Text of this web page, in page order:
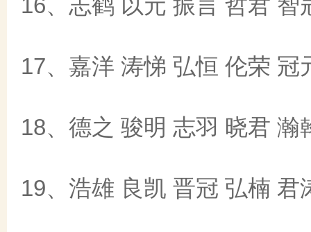
17、嘉洋 涛悌 弘恒 伦荣 冠
18、德之 骏明 志羽 晓君 瀚
19、浩雄 良凯 晋冠 弘楠 君